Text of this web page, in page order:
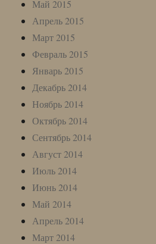
Май 2015
Апрель 2015
Март 2015
Февраль 2015
Январь 2015
Декабрь 2014
Ноябрь 2014
Октябрь 2014
Сентябрь 2014
Август 2014
Июль 2014
Июнь 2014
Май 2014
Апрель 2014
Март 2014